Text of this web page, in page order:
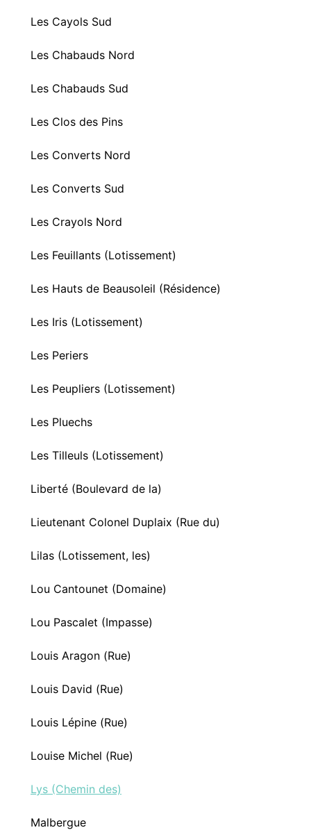
Les Cayols Sud
Les Chabauds Nord
Les Chabauds Sud
Les Clos des Pins
Les Converts Nord
Les Converts Sud
Les Crayols Nord
Les Feuillants (Lotissement)
Les Hauts de Beausoleil (Résidence)
Les Iris (Lotissement)
Les Periers
Les Peupliers (Lotissement)
Les Pluechs
Les Tilleuls (Lotissement)
Liberté (Boulevard de la)
Lieutenant Colonel Duplaix (Rue du)
Lilas (Lotissement, les)
Lou Cantounet (Domaine)
Lou Pascalet (Impasse)
Louis Aragon (Rue)
Louis David (Rue)
Louis Lépine (Rue)
Louise Michel (Rue)
Lys (Chemin des)
Malbergue